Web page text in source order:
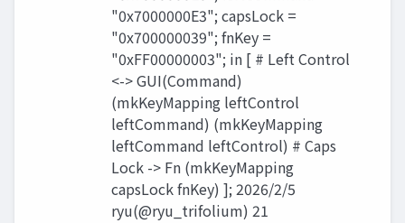
"0x7000000E3"; capsLock =
"0x700000039"; fnKey =
"0xFF00000003"; in [ # Left Control
<-> GUI(Command)
(mkKeyMapping leftControl
leftCommand) (mkKeyMapping
leftCommand leftControl) # Caps
Lock -> Fn (mkKeyMapping
capsLock fnKey) ]; 2026/2/5
ryu(@ryu_trifolium) 21